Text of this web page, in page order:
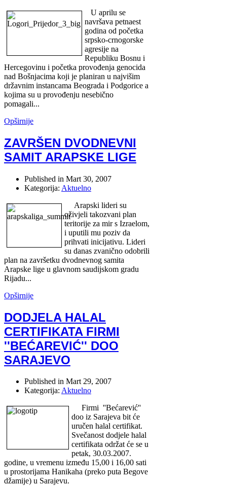
U aprilu se
navršava petnaest
godina od početka
srpsko-crnogorske
agresije na
Republiku Bosnu i
Hercegovinu i početka provođenja genocida
nad Bošnjacima koji je planiran u najvišim
državnim instancama Beograda i Podgorice a
kojima su u provođenju nesebično
pomagali...
Opširnije
ZAVRŠEN DVODNEVNI
SAMIT ARAPSKE LIGE
Published in Mart 30, 2007
Kategorija: Aktuelno
Arapski lideri su
oživjeli takozvani plan
teritorije za mir s Izraelom,
i uputili mu poziv da
prihvati inicijativu. Lideri
su danas zvanično odobrili
plan na završetku dvodnevnog samita
Arapske lige u glavnom saudijskom gradu
Rijadu...
Opširnije
DODJELA HALAL
CERTIFIKATA FIRMI
''BEĆAREVIĆ'' DOO
SARAJEVO
Published in Mart 29, 2007
Kategorija: Aktuelno
Firmi ''Bećarević''
doo iz Sarajeva bit će
uručen halal certifikat.
Svečanost dodjele halal
certifikata održat će se u
petak, 30.03.2007.
godine, u vremenu između 15,00 i 16,00 sati
u prostorijama Hanikaha (preko puta Begove
džamije) u Sarajevu.